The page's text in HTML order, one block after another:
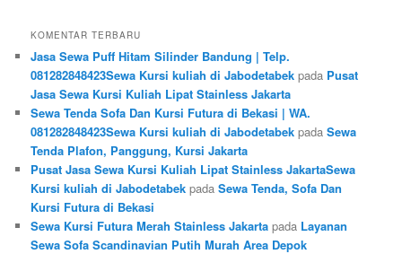
KOMENTAR TERBARU
Jasa Sewa Puff Hitam Silinder Bandung | Telp.
081282848423Sewa Kursi kuliah di Jabodetabek pada Pusat
Jasa Sewa Kursi Kuliah Lipat Stainless Jakarta
Sewa Tenda Sofa Dan Kursi Futura di Bekasi | WA.
081282848423Sewa Kursi kuliah di Jabodetabek padaSewa
Tenda Plafon, Panggung, Kursi Jakarta
Pusat Jasa Sewa Kursi Kuliah Lipat Stainless JakartaSewa
Kursi kuliah di Jabodetabek padaSewa Tenda, Sofa Dan
Kursi Futura di Bekasi
Sewa Kursi Futura Merah Stainless Jakarta pada Layanan
Sewa Sofa Scandinavian Putih Murah Area Depok